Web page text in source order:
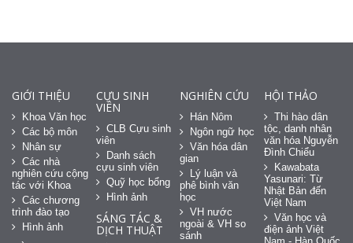
GIỚI THIỆU
Khoa Văn học
Các bộ môn
Nhân sự
Các nhà
nghiên cứu cộng
tác với Khoa
Các chương
trình đào tạo
Hình ảnh
CỰU SINH
VIÊN
CLB Cựu sinh
viên
Danh sách
cựu sinh viên
Quỹ học bổng
Hình ảnh
SÁNG TÁC &
DỊCH THUẬT
NGHIÊN CỨU
Hán Nôm
Ngôn ngữ học
Văn hóa dân
gian
Lý luận và
phê bình văn
học
VH nước
ngoài & VH so
sánh
HỘI THẢO
Thi hào dân
tộc, danh nhân
văn hóa Nguyễn
Đình Chiểu
Kawabata
Yasunari: Từ
Nhật Bản đến
Việt Nam
Văn học và
điện ảnh Việt